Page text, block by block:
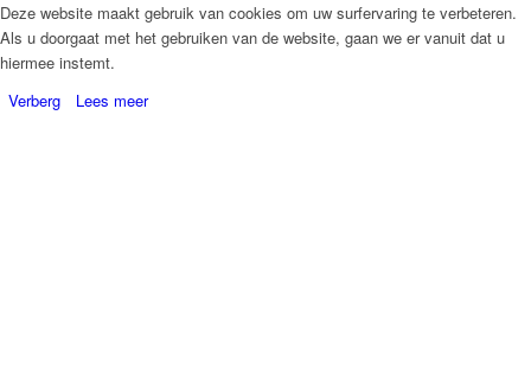
Deze website maakt gebruik van cookies om uw surfervaring te verbeteren.
Als u doorgaat met het gebruiken van de website, gaan we er vanuit dat u
hiermee instemt.
Verberg
Lees meer